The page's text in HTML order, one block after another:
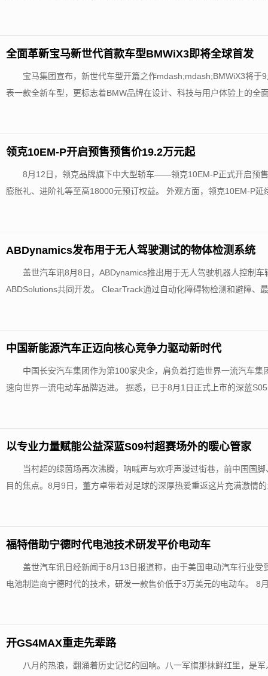
全面革新宝马新世代首款车型BMWiX3即将全球首发
宝马集团宣布，新世代车型开篇之作mdash;mdash;BMWiX3将
表一款全新车型，更标志着BMW品牌在设计、科技与用户体验上的全
领克10EM-P开启预售预售价19.2万元起
8月12日，领克品牌旗下中大型轿车——领克10EM-P正式开启预
膨胀礼、进阶礼等至高18000元预订权益。 外观方面，领克10EM-P延
ABDynamics发布用于无人驾驶测试的物体检测系统
盖世汽车讯8月8日，ABDynamics推出用于无人驾驶机器人控制
ABDSolutions共同开发。 ClearTrack通过自动化障碍物检测和避障、
中国新能源汽车正迈向核心竞争力驱动新时代
中国长安汽车集团作为第100家央企，肩负着打造世界一流汽车
速向世界一流电动车品牌迈进。 据悉，已于8月1日正式上市的深蓝
以专业力量赋能公益深蓝S09村超赛场外的暖心管家
当村超的绿茵场再次沸腾，呐喊声与欢呼声漫过街巷，前中国国
目的焦点。8月9日，董方卓带着对足球的深厚热爱重返这片充满激情
福特借助宁德时代电池技术研发平价电动车
盖世汽车讯日经新闻于8月13日报道称，由于美国电动汽车行业
电池制造商宁德时代的技术，研发一款售价低于3万美元的电动车。 8
开GS4MAX重走先辈路
八月的热浪，翻涌着历史记忆的回响。八一军旗那抹鲜红里，是